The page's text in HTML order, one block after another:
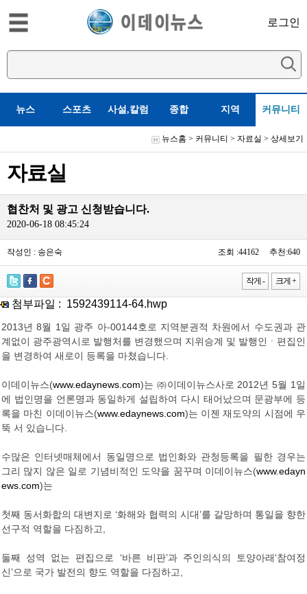
로그인
뉴스 스포츠 사설,칼럼 종합 지역 커뮤니티
뉴스홈 > 커뮤니티 > 자료실 > 상세보기
자료실
협찬처 및 광고 신청받습니다.
2020-06-18 08:45:24
작성인 : 송은숙 조회 :44162 추천:640
작게 - 크게 +
첨부파일 : 1592439114-64.hwp
2013년 8월 1일 광주 아-00144호로 지역분권적 차원에서 수도권과 관
계없이 광주광역시로 발행처를 변경했으며 지위승계 및 발행인ㆍ편집인
을 변경하여 새로이 등록을 마쳤습니다.
이데이뉴스(www.edaynews.com)는 ㈜이데이뉴스사로 2012년 5월 1일
에 법인명을 언론명과 동일하게 설립하여 다시 태어났으며 문광부에 등
록을 마친 이데이뉴스(www.edaynews.com)는 이젠 재도약의 시점에 우
뚝 서 있습니다.
수많은 인터넷매체에서 동일명으로 법인화와 관청등록을 필한 경우는
그리 많지 않은 일로 기념비적인 도약을 꿈꾸며 이데이뉴스(www.edayn
ews.com)는
첫째 동서화합의 대변지로 ‘화해와 협력의 시대’를 갈망하며 통일을 향한
선구적 역할을 다짐하고,
둘째 성역 없는 편집으로 ‘바른 비판’과 주인의식의 토양아래‘참여정
신’으로 국가 발전의 향도 역할을 다짐하고,